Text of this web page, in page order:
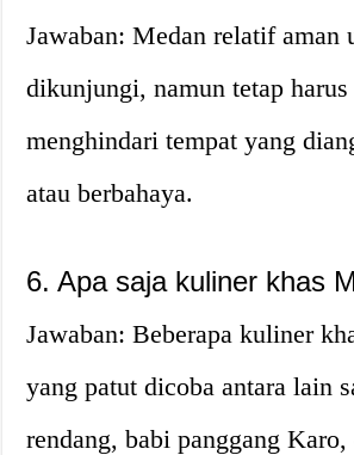
Jawaban: Medan relatif aman
dikunjungi, namun tetap harus
menghindari tempat yang
atau berbahaya.
6. Apa saja kuliner khas
Jawaban: Beberapa kuliner
yang patut dicoba antara lain
rendang, babi panggang